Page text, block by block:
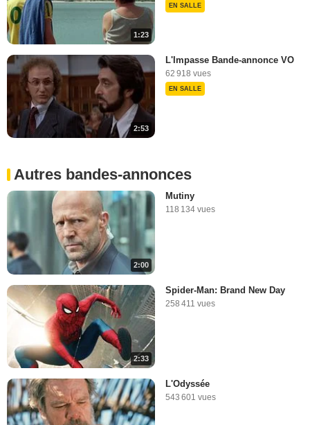
1:23
EN SALLE
2:53
L'Impasse Bande-annonce VO
62 918 vues
EN SALLE
Autres bandes-annonces
2:00
Mutiny
118 134 vues
2:33
Spider-Man: Brand New Day
258 411 vues
L'Odyssée
543 601 vues